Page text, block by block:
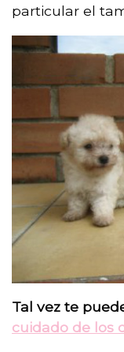
particular el
Tal vez te
cuidado de los